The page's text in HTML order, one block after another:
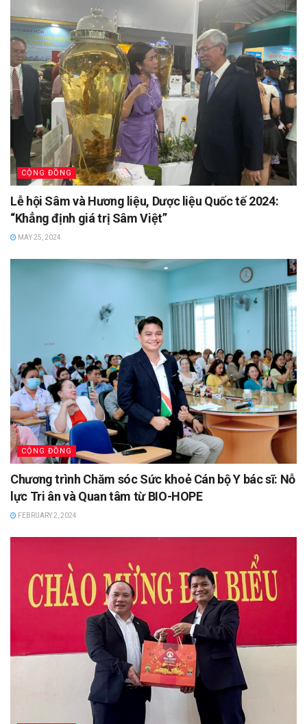
CỘNG ĐỒNG
Lễ hội Sâm và Hương liệu, Dược liệu Quốc tế 2024:
“Khẳng định giá trị Sâm Việt”
MAY 25, 2024
CỘNG ĐỒNG
Chương trình Chăm sóc Sức khoẻ Cán bộ Y bác sĩ: Nỗ
lực Tri ân và Quan tâm từ BIO-HOPE
FEBRUARY 2, 2024